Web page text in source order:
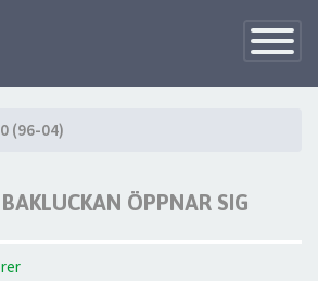
Toggle
(96-04)
ÖPPNAR SIG